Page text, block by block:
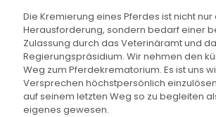
Die Kremierung eines Pferdes ist nicht nur
Herausforderung, sondern bedarf einer
Zulassung durch das Veterinäramt und
Regierungspräsidium. Wir nehmen den
Weg zum Pferdekrematorium. Es ist uns
Versprechen höchstpersönlich
auf seinem letzten Weg so zu begleiten
eigenes gewesen.